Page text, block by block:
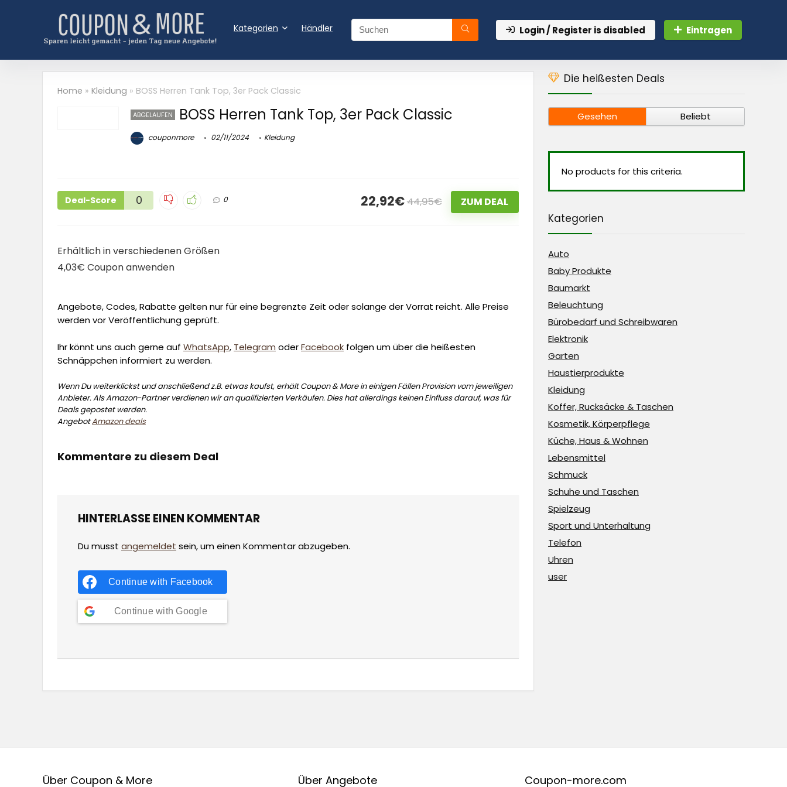
Kategorien Händler Login / Register is disabled Eintragen
Home » Kleidung » BOSS Herren Tank Top, 3er Pack Classic
ABGELAUFEN BOSS Herren Tank Top, 3er Pack Classic
couponmore 02/11/2024 Kleidung
Deal-Score 0 0 22,92€44,95€ ZUM DEAL
Erhältlich in verschiedenen Größen
4,03€ Coupon anwenden
Angebote, Codes, Rabatte gelten nur für eine begrenzte Zeit oder solange der Vorrat reicht. Alle Preise
werden vor Veröffentlichung geprüft.
Ihr könnt uns auch gerne auf WhatsApp, Telegram oderFacebook folgen um über die heißesten
Schnäppchen informiert zu werden.
Wenn Du weiterklickst und anschließend z.B. etwas kaufst, erhält Coupon & More in einigen Fällen Provision vom jeweiligen
Anbieter. Als Amazon-Partner verdienen wir an qualifizierten Verkäufen. Dies hat allerdings keinen Einfluss darauf, was für
Deals gepostet werden.
AngebotAmazon deals
Kommentare zu diesem Deal
HINTERLASSE EINEN KOMMENTAR
Du musst angemeldet sein, um einen Kommentar abzugeben.
Continue with Facebook
Continue with Google
Die heißesten Deals
Gesehen Beliebt
No products for this criteria.
Kategorien
Auto
Baby Produkte
Baumarkt
Beleuchtung
Bürobedarf und Schreibwaren
Elektronik
Garten
Haustierprodukte
Kleidung
Koffer, Rucksäcke & Taschen
Kosmetik, Körperpflege
Küche, Haus & Wohnen
Lebensmittel
Schmuck
Schuhe und Taschen
Spielzeug
Sport und Unterhaltung
Telefon
Uhren
user
Über Coupon & More Über Angebote Coupon-more.com